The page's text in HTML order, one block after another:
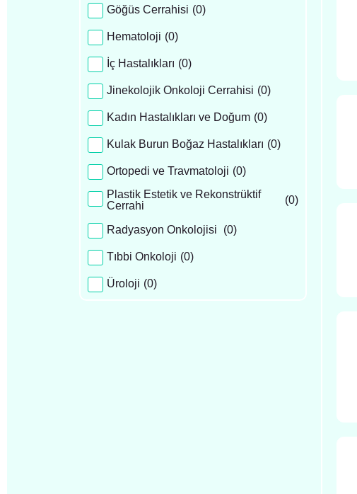
Göğüs Cerrahisi (0)
Hematoloji (0)
İç Hastalıkları (0)
Jinekolojik Onkoloji Cerrahisi (0)
Kadın Hastalıkları ve Doğum (0)
Kulak Burun Boğaz Hastalıkları (0)
Ortopedi ve Travmatoloji (0)
Plastik Estetik ve Rekonstrüktif
Cerrahi
(0)
Radyasyon Onkolojisi (0)
Tıbbi Onkoloji (0)
Üroloji (0)